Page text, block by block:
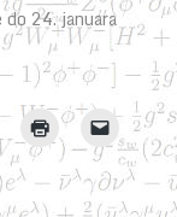
24. januara